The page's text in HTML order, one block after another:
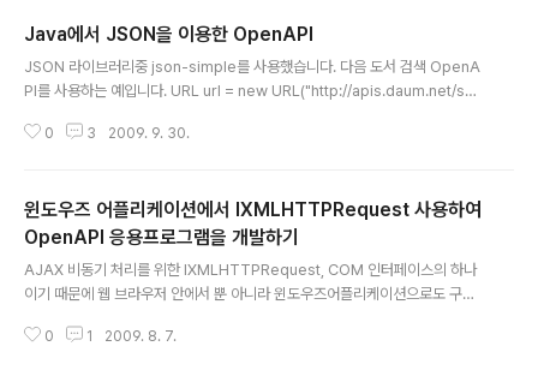
m_view.GetBrowserDispatch(&m_spDispatch); HRESULT hr = m_
spDispatch->QueryInterface(IID_IWebBrowser2,..
Java에서 JSON을 이용한 OpenAPI
JSON 라이브러리중 json-simple를 사용했습니다. 다음 도서 검색 OpenA
PI를 사용하는 예입니다. URL url = new URL("http://apis.daum.net/sea
put=json&result=5pageno=1"); // 한글 처리를 위해 InputStreamRea
// JSON을 Parsing 한다. 문법오류가 날 경우 Exception 발생, without Ex
ception -..
0 3 2009. 9. 30.
윈도우즈 어플리케이션에서 IXMLHTTPRequest 사용하여
OpenAPI 응용프로그램을 개발하기
AJAX 비동기 처리를 위한 IXMLHTTPRequest, COM 인터페이스의 하나
이기 때문에 웹 브라우저 안에서 뿐 아니라 윈도우즈어플리케이션으로도 구현
ows Mobile에서도 구현이 되어있을 뿐 아니라, IXMLDOMDocument와
0 1 2009. 8. 7.